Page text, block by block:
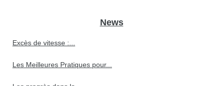
News
Excès de vitesse :...
Les Meilleures Pratiques pour...